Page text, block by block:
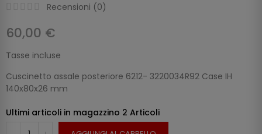
Recensioni (0)
60,00 €
Tasse incluse
Cuscinetto assale posteriore 6212- 3220034R92 Case IH
140x80x26 mm
Ultimi articoli in magazzino 2 Articoli